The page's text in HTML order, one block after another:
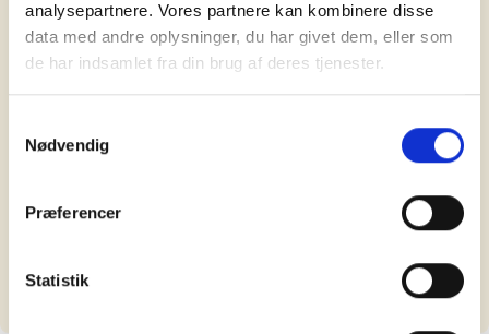
analysepartnere. Vores partnere kan kombinere disse
data med andre oplysninger, du har givet dem, eller som
de har indsamlet fra din brug af deres tjenester.
Nødvendig
Præferencer
Statistik
Frederiksgårds Allé, 2720, Danmark
Model:
Logic adventure 7g
City
Tyveri beskrivelse:
Del på Facebook